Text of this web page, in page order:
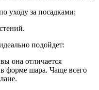
уходу за посадками;
подойдет:
она отличается
форме шара. Чаще всего